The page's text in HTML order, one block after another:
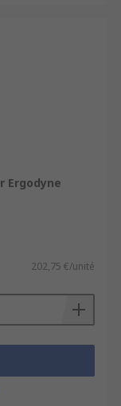
Ergodyne
202,75 €/unité